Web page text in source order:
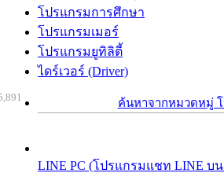
โปรแกรมการศึกษา
โปรแกรมเมอร์
โปรแกรมยูทิลิตี้
ไดร์เวอร์ (Driver)
ค้นหาจากหมวดหมู่
LINE PC (โปรแกรมแชท LINE บ